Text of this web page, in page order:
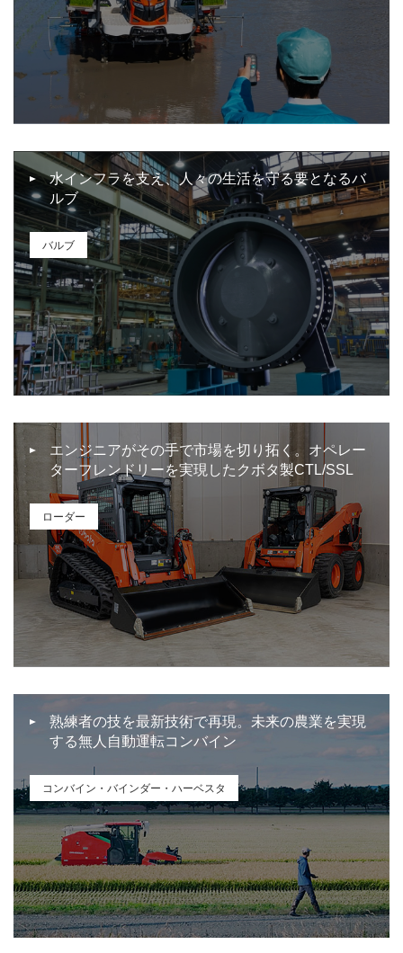
水インフラを支え、人々の生活を守る要となるバ
ルブ
バルブ
エンジニアがその手で市場を切り拓く。オペレー
ターフレンドリーを実現したクボタ製CTL/SSL
ローダー
熟練者の技を最新技術で再現。未来の農業を実現
する無人自動運転コンバイン
コンバイン・バインダー・ハーベスタ